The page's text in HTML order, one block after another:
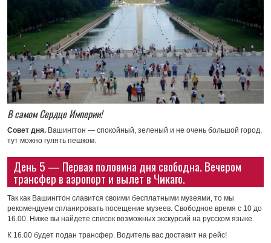
В самом Сердце Империи!
Совет дня. Вашингтон — спокойный, зеленый и не очень большой город,
тут можно гулять пешком.
День 5 — Первая половина дня свободна. Вечером
трансфер в аэропорт и вылет в Чикаго.
Так как Вашингтон славится своими бесплатными музеями, то мы
рекомендуем спланировать посещение музеев. Свободное время с 10 до
16.00. Ниже вы найдете список возможных экскурсий на русском языке.
К 16.00 будет подан трансфер. Водитель вас доставит на рейс!